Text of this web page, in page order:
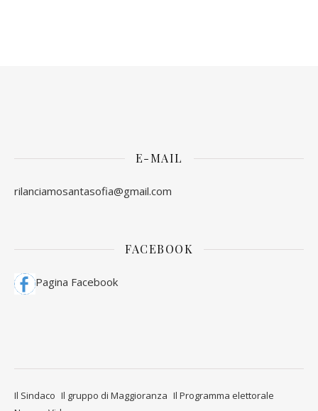
E-MAIL
rilanciamosantasofia@gmail.com
FACEBOOK
Pagina Facebook
Il Sindaco Il gruppo di Maggioranza Il Programma elettorale